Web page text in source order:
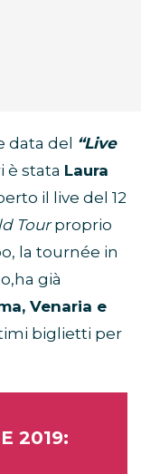
data del “Live
è stata Laura
il live del 12
Tourproprio
la tournée in
già
Venaria e
biglietti per
2019: